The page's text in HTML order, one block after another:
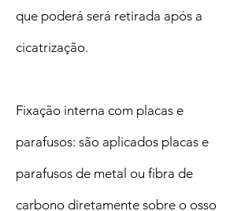
que poderá será retirada após a
cicatrização.
Fixação interna com placas e
parafusos: são aplicados placas e
parafusos de metal ou fibra de
carbono diretamente sobre o osso